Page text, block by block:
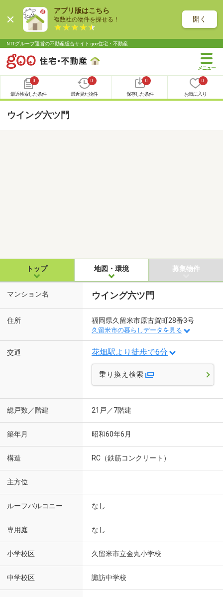
アプリ版はこちら
複数社の物件を探せる！ 開く
NTTグループ運営の不動産総合サイト goo住宅・不動産
0
最近検索した条件
0
最近見た物件
0
保存した条件
0
お気に入り
ウイング六ツ門
トップ 地図・環境 募集物件
マンション名 ウイング六ツ門
住所 福岡県久留米市原古賀町28番3号
久留米市の暮らしデータを見る
交通 花畑駅より徒歩で6分
乗り換え検索
総戸数／階建 21戸／7階建
築年月 昭和60年6月
構造 RC（鉄筋コンクリート）
主方位
ルーフバルコニー なし
専用庭 なし
小学校区 久留米市立金丸小学校
中学校区 諏訪中学校